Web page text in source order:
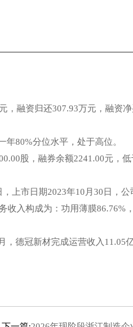
融资归还307.93万元，融资净
80%分位水平，处于高位。
股，融券余额2241.00元，低
上市日期2023年10月30日，公
收入构成为：功用薄膜86.76%
德冠新材完成运营收入11.05